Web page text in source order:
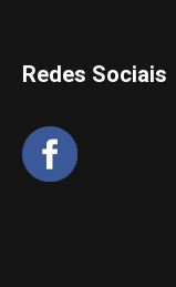
Redes Sociais